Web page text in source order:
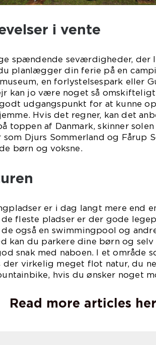
i vente
spændende seværdigheder, der
planlægger din ferie på en
en forlystelsespark eller
kan jo være noget så
udgangspunkt for at kunne
Hvis det regner, kan det
toppen af Danmark, skinner
som Djurs Sommerland og Fårup
børn og voksne.
er i dag langt mere end
fleste pladser er der gode
de også en swimmingpool og
kan du parkere dine børn og
snak med naboen. I et område
der virkelig meget flot natur, du
hvis du ønsker noget
Read more articles